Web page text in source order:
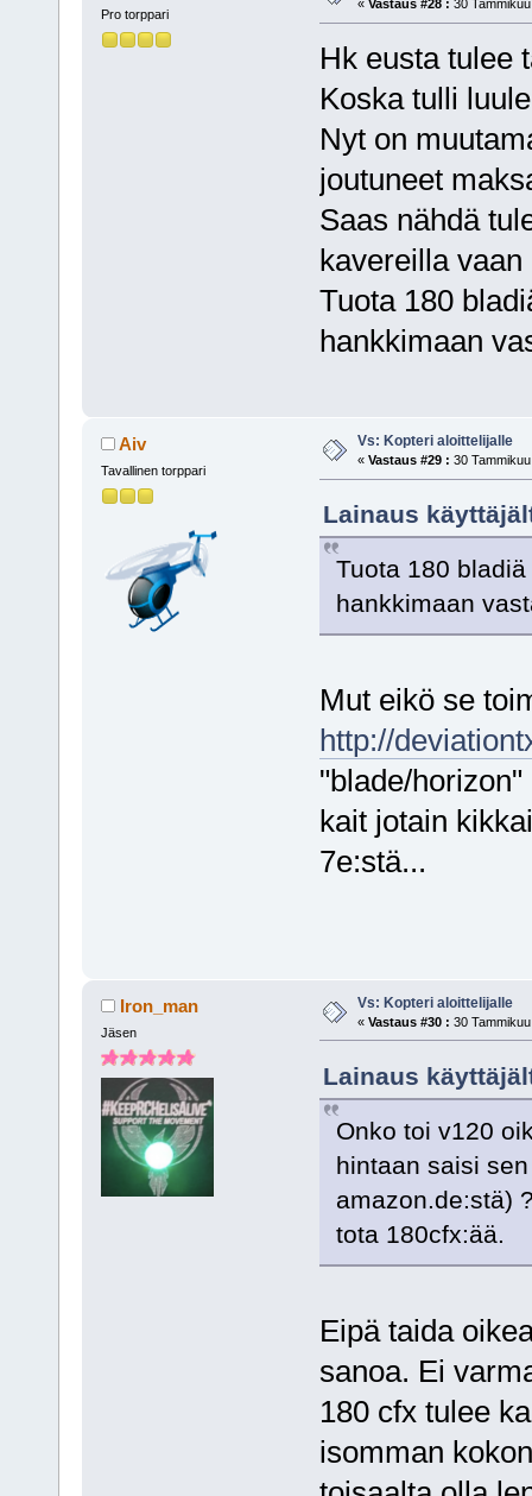
Pro torppari
« Vastaus #28 : 30
Hk eusta tulee
Koska tulli
Nyt on
joutuneet
Saas nähdä
kavereilla
Tuota 180
hankkimaan
Aiv
Tavallinen torppari
Vs: Kopteri aloittelijalle
« Vastaus #29 : 30
Lainaus
Tuota 180
hankkimaan
Mut eikö se
http://
"blade/
kait jotain
7e:stä...
Iron_man
Jäsen
Vs: Kopteri aloittelijalle
« Vastaus #30 : 30
Lainaus
Onko toi v120
hintaan saisi
amazon.de:stä)
tota 180cfx:ää.
Eipä taida
sanoa. Ei
180 cfx tulee
isomman